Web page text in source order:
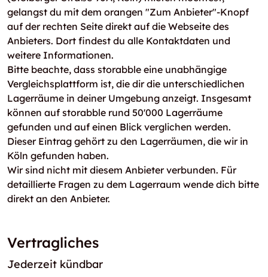
gelangst du mit dem orangen "Zum Anbieter"-Knopf
auf der rechten Seite direkt auf die Webseite des
Anbieters. Dort findest du alle Kontaktdaten und
weitere Informationen.
Bitte beachte, dass storabble eine unabhängige
Vergleichsplattform ist, die dir die unterschiedlichen
Lagerräume in deiner Umgebung anzeigt. Insgesamt
können auf storabble rund 50'000 Lagerräume
gefunden und auf einen Blick verglichen werden.
Dieser Eintrag gehört zu den Lagerräumen, die wir in
Köln gefunden haben.
Wir sind nicht mit diesem Anbieter verbunden. Für
detaillierte Fragen zu dem Lagerraum wende dich bitte
direkt an den Anbieter.
Vertragliches
Jederzeit kündbar